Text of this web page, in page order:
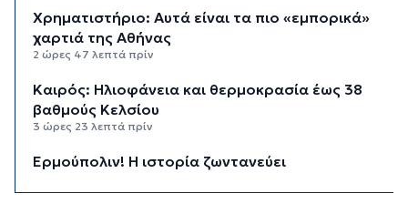
Χρηματιστήριο: Αυτά είναι τα πιο «εμπορικά»
χαρτιά της Αθήνας
2 ώρες 47 λεπτά πρίν
Καιρός: Ηλιοφάνεια και θερμοκρασία έως 38
βαθμούς Κελσίου
3 ώρες 23 λεπτά πρίν
Ερμούπολιν! Η ιστορία ζωντανεύει